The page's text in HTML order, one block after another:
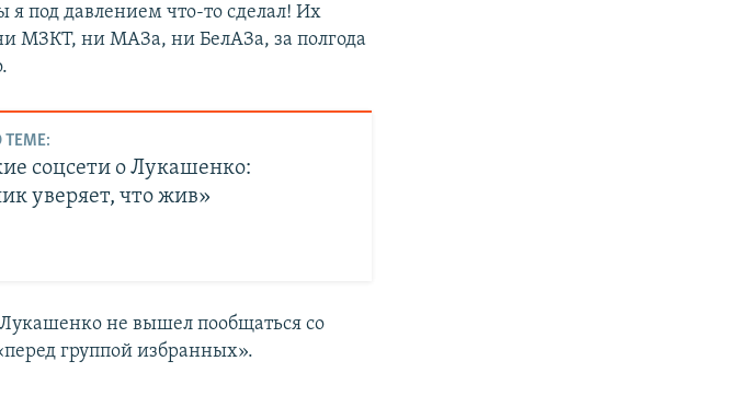
я под давлением что-то сделал! Их
МЗКТ, ни МАЗа, ни БелАЗа, за полгода
ТЕМЕ:
соцсети о Лукашенко:
уверяет, что жив»
не вышел пообщаться со
группой избранных».